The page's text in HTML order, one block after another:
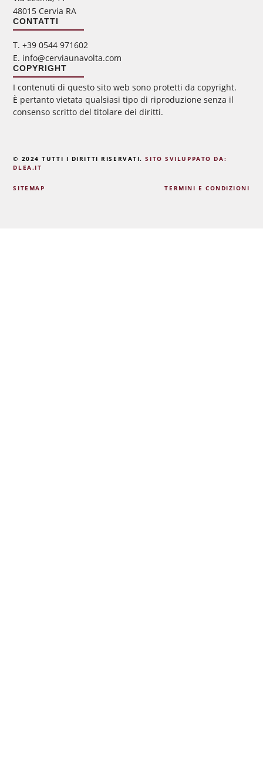
48015 Cervia RA
CONTATTI
‭T. +39 0544 971602
E. info@cerviaunavolta.com
COPYRIGHT
I contenuti di questo sito web sono protetti da copyright.
È pertanto vietata qualsiasi tipo di riproduzione senza il
consenso scritto del titolare dei diritti.
© 2024 TUTTI I DIRITTI RISERVATI.SITO SVILUPPATO DA:
DLEA.IT
SITEMAP TERMINI E CONDIZIONI